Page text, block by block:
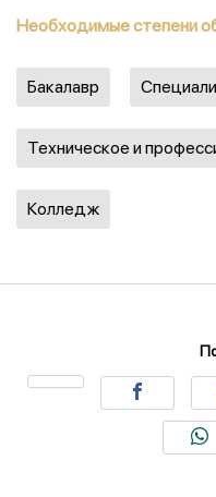
Необходимые степени
Бакалавр
Техническое и
Колледж